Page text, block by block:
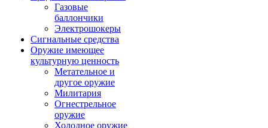
Газовые
баллончики
Электрошокеры
Сигнальные средства
Оружие имеющее
культурную ценность
Метательное и
другое оружие
Милитария
Огнестрельное
оружие
Холодное оружие